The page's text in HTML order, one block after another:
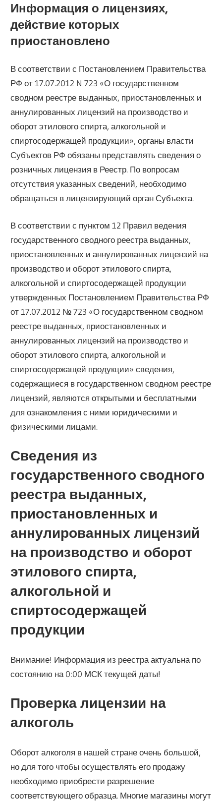
Информация о лицензиях,
действие которых
приостановлено
В соответствии с Постановлением Правительства
РФ от 17.07.2012 N 723 «О государственном
сводном реестре выданных, приостановленных и
аннулированных лицензий на производство и
оборот этилового спирта, алкогольной и
спиртосодержащей продукции», органы власти
Субъектов РФ обязаны представлять сведения о
розничных лицензия в Реестр. По вопросам
отсутствия указанных сведений, необходимо
обращаться в лицензирующий орган Субъекта.
В соответствии с пунктом 12 Правил ведения
государственного сводного реестра выданных,
приостановленных и аннулированных лицензий на
производство и оборот этилового спирта,
алкогольной и спиртосодержащей продукции
утвержденных Постановлением Правительства РФ
от 17.07.2012 № 723 «О государственном сводном
реестре выданных, приостановленных и
аннулированных лицензий на производство и
оборот этилового спирта, алкогольной и
спиртосодержащей продукции» сведения,
содержащиеся в государственном сводном реестре
лицензий, являются открытыми и бесплатными
для ознакомления с ними юридическими и
физическими лицами.
Сведения из
государственного сводного
реестра выданных,
приостановленных и
аннулированных лицензий
на производство и оборот
этилового спирта,
алкогольной и
спиртосодержащей
продукции
Внимание! Информация из реестра актуальна по
состоянию на 0:00 МСК текущей даты!
Проверка лицензии на
алкоголь
Оборот алкоголя в нашей стране очень большой,
но для того чтобы осуществлять его продажу
необходимо приобрести разрешение
соответствующего образца. Многие магазины могут